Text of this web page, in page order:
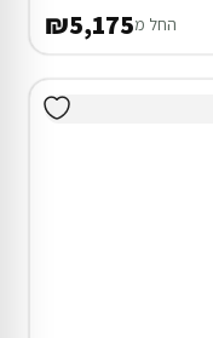
החל מ₪5,175